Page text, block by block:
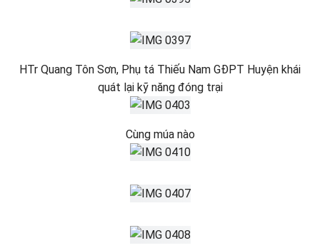
HTr Quang Tôn Sơn, Phụ tá Thiếu Nam GĐPT Huyện khái
quát lại kỹ năng đóng trại
Cùng múa nào